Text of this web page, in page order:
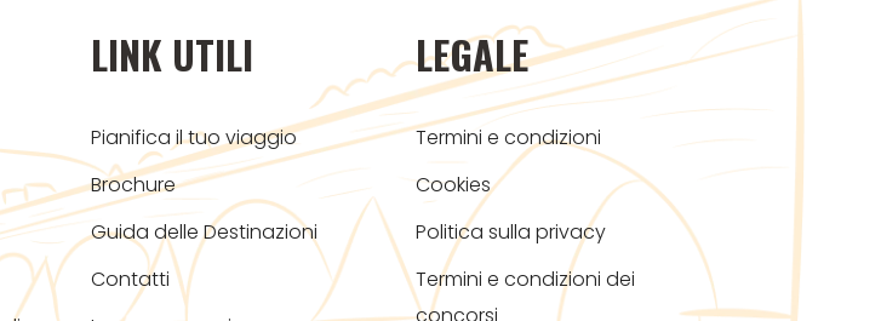
LINK UTILI
Pianifica il tuo viaggio
Brochure
Guida delle Destinazioni
Contatti
LEGALE
Termini e condizioni
Cookies
Politica sulla privacy
Termini e condizioni dei
concorsi